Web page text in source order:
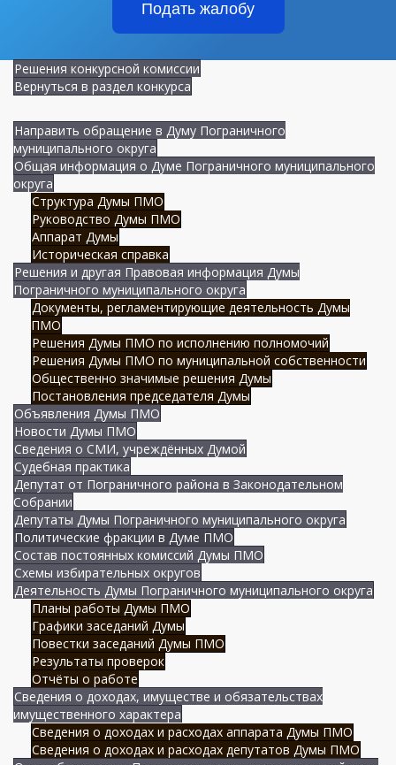
Подать жалобу
Решения конкурсной комиссии
Вернуться в раздел конкурса
Направить обращение в Думу Пограничного
муниципального округа
Общая информация о Думе Пограничного муниципального
округа
Структура Думы ПМО
Руководство Думы ПМО
Аппарат Думы
Историческая справка
Решения и другая Правовая информация Думы
Пограничного муниципального округа
Документы, регламентирующие деятельность Думы
ПМО
Решения Думы ПМО по исполнению полномочий
Решения Думы ПМО по муниципальной собственности
Общественно значимые решения Думы
Постановления председателя Думы
Объявления Думы ПМО
Новости Думы ПМО
Сведения о СМИ, учреждённых Думой
Судебная практика
Депутат от Пограничного района в Законодательном
Собрании
Депутаты Думы Пограничного муниципального округа
Политические фракции в Думе ПМО
Состав постоянных комиссий Думы ПМО
Схемы избирательных округов
Деятельность Думы Пограничного муниципального округа
Планы работы Думы ПМО
Графики заседаний Думы
Повестки заседаний Думы ПМО
Результаты проверок
Отчёты о работе
Сведения о доходах, имуществе и обязательствах
имущественного характера
Сведения о доходах и расходах аппарата Думы ПМО
Сведения о доходах и расходах депутатов Думы ПМО